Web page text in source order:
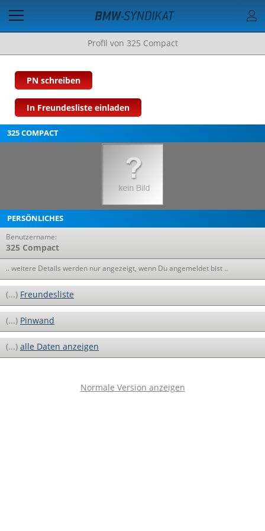
Profil von 325 Compact
PN schreiben
In Freundesliste einladen
325 COMPACT
PERSÖNLICHES
Benutzername:
325 Compact
.. weitere Details werden nur angezeigt, wenn Du angemeldet bist ..
(...) Freundesliste
(...) Pinwand
(...) alle Daten anzeigen
Normale Version anzeigen